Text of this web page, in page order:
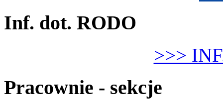
Inf. dot. RODO
>>>
Pracownie - sekcje